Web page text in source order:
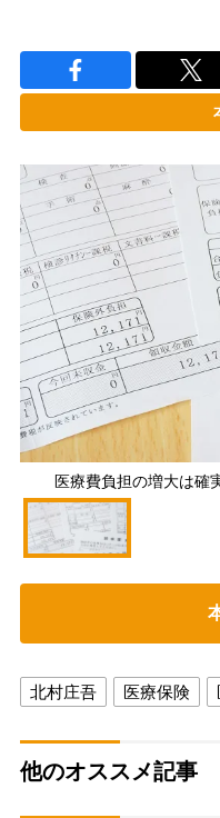
医療費負担の増大は確
北村庄吾 医療保険
他のオススメ記事